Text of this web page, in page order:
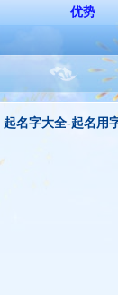
优势
起名字大全-起名用